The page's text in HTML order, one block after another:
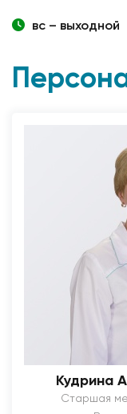
вс – выходной
Кудрина
Старшая